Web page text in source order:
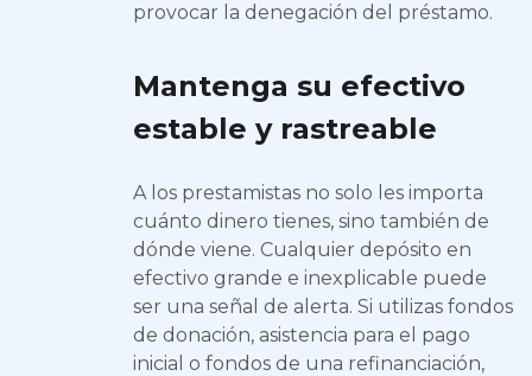
provocar la denegación del préstamo.
Mantenga su efectivo
estable y rastreable
A los prestamistas no solo les importa
cuánto dinero tienes, sino también de
dónde viene. Cualquier depósito en
efectivo grande e inexplicable puede
ser una señal de alerta. Si utilizas fondos
de donación, asistencia para el pago
inicial o fondos de una refinanciación,